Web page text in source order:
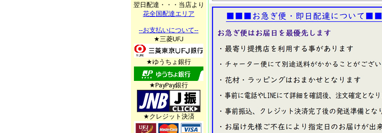
翌日配達・・・当店より
花全国配達エリア
--お支払いについて--
★三菱UFJ
★ゆうちょ銀行
★PayPay銀行
★クレジット決済